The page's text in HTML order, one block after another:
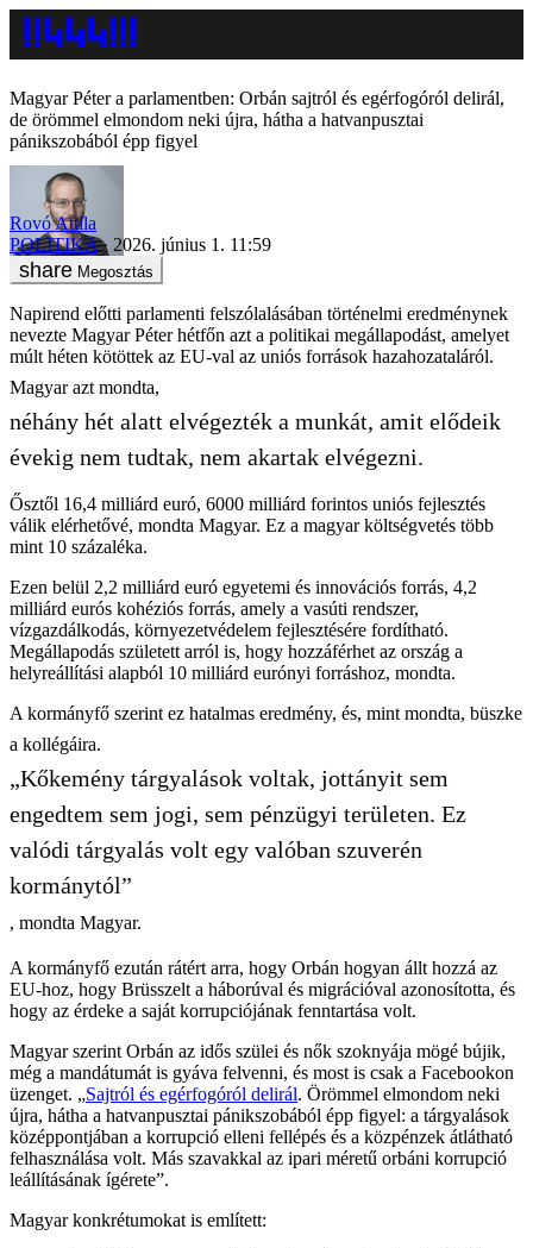
Magyar Péter a parlamentben: Orbán sajtról és egérfogóról delirál,
de örömmel elmondom neki újra, hátha a hatvanpusztai
pánikszobából épp figyel
Rovó Attila
POLITIKA
2026. június 1. 11:59
Megosztás
Napirend előtti parlamenti felszólalásában történelmi eredménynek
nevezte Magyar Péter hétfőn azt a politikai megállapodást, amelyet
múlt héten kötöttek az EU-val az uniós források hazahozataláról.
Magyar azt mondta,
néhány hét alatt elvégezték a munkát, amit elődeik
évekig nem tudtak, nem akartak elvégezni.
Ősztől 16,4 milliárd euró, 6000 milliárd forintos uniós fejlesztés
válik elérhetővé, mondta Magyar. Ez a magyar költségvetés több
mint 10 százaléka.
Ezen belül 2,2 milliárd euró egyetemi és innovációs forrás, 4,2
milliárd eurós kohéziós forrás, amely a vasúti rendszer,
vízgazdálkodás, környezetvédelem fejlesztésére fordítható.
Megállapodás született arról is, hogy hozzáférhet az ország a
helyreállítási alapból 10 milliárd eurónyi forráshoz, mondta.
A kormányfő szerint ez hatalmas eredmény, és, mint mondta, büszke
a kollégáira.
„Kőkemény tárgyalások voltak, jottányit sem
engedtem sem jogi, sem pénzügyi területen. Ez
valódi tárgyalás volt egy valóban szuverén
kormánytól”
, mondta Magyar.
A kormányfő ezután rátért arra, hogy Orbán hogyan állt hozzá az
EU-hoz, hogy Brüsszelt a háborúval és migrációval azonosította, és
hogy az érdeke a saját korrupciójának fenntartása volt.
Magyar szerint Orbán az idős szülei és nők szoknyája mögé bújik,
még a mandátumát is gyáva felvenni, és most is csak a Facebookon
üzenget. „Sajtról és egérfogóról delirál. Örömmel elmondom neki
újra, hátha a hatvanpusztai pánikszobából épp figyel: a tárgyalások
középpontjában a korrupció elleni fellépés és a közpénzek átlátható
felhasználása volt. Más szavakkal az ipari méretű orbáni korrupció
leállításának ígérete”.
Magyar konkrétumokat is említett: